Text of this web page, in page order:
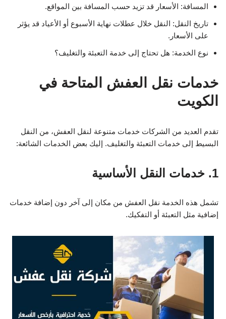
المسافة: الأسعار قد تزيد حسب المسافة بين المواقع.
تاريخ النقل: النقل خلال عطلات نهاية الأسبوع أو الأعياد قد يؤثر
على الأسعار.
نوع الخدمة: هل تحتاج إلى خدمة التعبئة والتغليف؟
خدمات نقل العفش المتاحة في
الكويت
تقدم العديد من الشركات خدمات متنوعة لنقل العفش، من النقل
البسيط إلى خدمات التعبئة والتغليف. إليك بعض الخدمات الشائعة:
1. خدمات النقل الأساسية
تشمل هذه الخدمة نقل العفش من مكان إلى آخر دون إضافة خدمات
إضافية مثل التعبئة أو التفكيك.